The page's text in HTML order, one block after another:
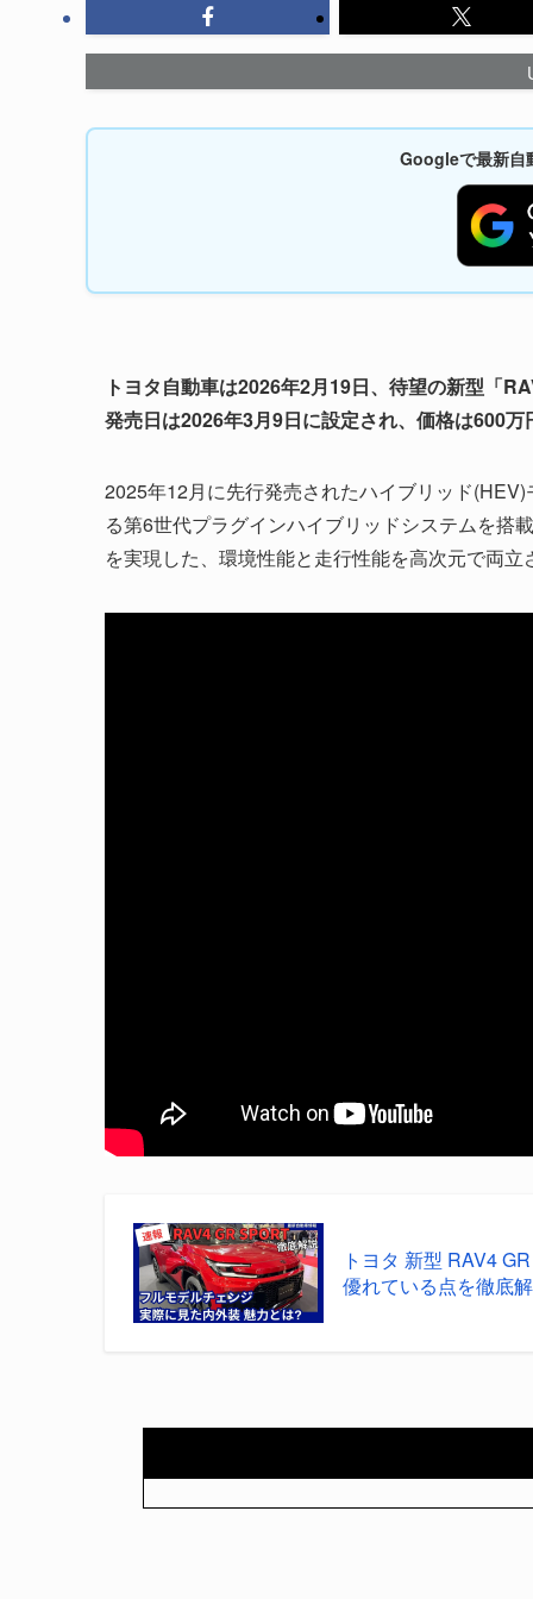
Googleで最新自
トヨタ自動車は2026年2月19日、待望の新型「
発売日は2026年3月9日に設定され、価格は600
2025年12月に先行発売されたハイブリッド
る第6世代プラグインハイブリッドシステムを搭
を実現した、環境性能と走行性能を高次元で両
トヨタ 新型 RAV4
優れている点を徹底